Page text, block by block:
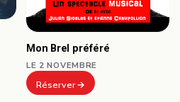
Mon Brel préféré
LE 2 NOVEMBRE
Réserver